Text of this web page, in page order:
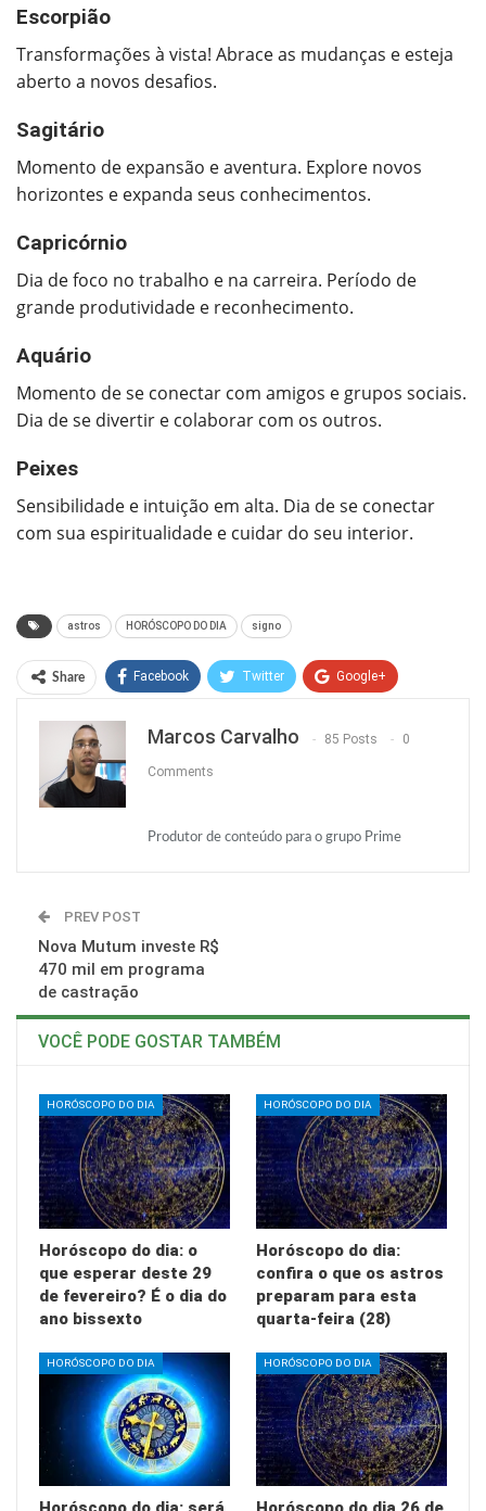
Escorpião
Transformações à vista! Abrace as mudanças e esteja
aberto a novos desafios.
Sagitário
Momento de expansão e aventura. Explore novos
horizontes e expanda seus conhecimentos.
Capricórnio
Dia de foco no trabalho e na carreira. Período de
grande produtividade e reconhecimento.
Aquário
Momento de se conectar com amigos e grupos sociais.
Dia de se divertir e colaborar com os outros.
Peixes
Sensibilidade e intuição em alta. Dia de se conectar
com sua espiritualidade e cuidar do seu interior.
astros HORÓSCOPO DO DIA signo
Share Facebook Twitter Google+
O email
Marcos Carvalho 85 Posts 0
Comments
Produtor de conteúdo para o grupo Prime
PREV POST
Nova Mutum investe R$
470 mil em programa
de castração
VOCÊ PODE GOSTAR TAMBÉM
HORÓSCOPO DO DIA
Horóscopo do dia: o
que esperar deste 29
de fevereiro? É o dia do
ano bissexto
HORÓSCOPO DO DIA
Horóscopo do dia:
confira o que os astros
preparam para esta
quarta-feira (28)
HORÓSCOPO DO DIA HORÓSCOPO DO DIA